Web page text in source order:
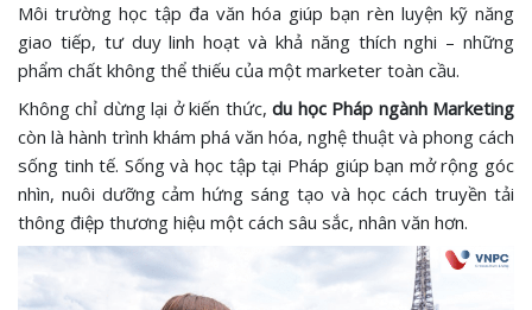
Môi trường học tập đa văn hóa giúp bạn rèn luyện kỹ năng
giao tiếp, tư duy linh hoạt và khả năng thích nghi – những
phẩm chất không thể thiếu của một marketer toàn cầu.
Không chỉ dừng lại ở kiến thức, du học Pháp ngành Marketing
còn là hành trình khám phá văn hóa, nghệ thuật và phong cách
sống tinh tế. Sống và học tập tại Pháp giúp bạn mở rộng góc
nhìn, nuôi dưỡng cảm hứng sáng tạo và học cách truyền tải
thông điệp thương hiệu một cách sâu sắc, nhân văn hơn.